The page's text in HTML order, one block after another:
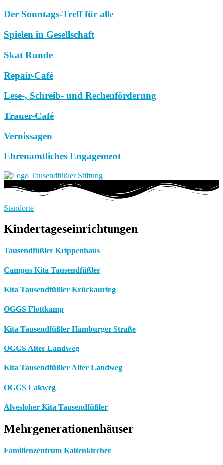
Der Sonntags-Treff für alle
Spielen in Gesellschaft
Skat Runde
Repair-Café
Lese-, Schreib- und Rechenförderung
Trauer-Café
Vernissagen
Ehrenamtliches Engagement
Standorte
Kindertageseinrichtungen
Tausendfüßler Krippenhaus
Campus Kita Tausendfüßler
Kita Tausendfüßler Krückauring
OGGS Flottkamp
Kita Tausendfüßler Hamburger Straße
OGGS Alter Landweg
Kita Tausendfüßler Alter Landweg
OGGS Lakweg
Alvesloher Kita Tausendfüßler
Mehrgenerationenhäuser
Familienzentrum Kaltenkirchen